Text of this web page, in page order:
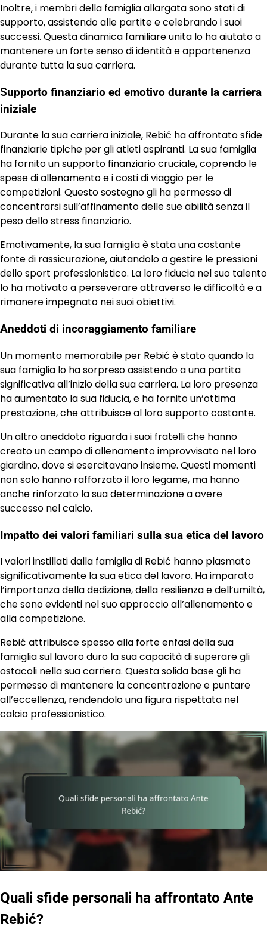
Inoltre, i membri della famiglia allargata sono stati di
supporto, assistendo alle partite e celebrando i suoi
successi. Questa dinamica familiare unita lo ha aiutato a
mantenere un forte senso di identità e appartenenza
durante tutta la sua carriera.
Supporto finanziario ed emotivo durante la carriera
iniziale
Durante la sua carriera iniziale, Rebić ha affrontato sfide
finanziarie tipiche per gli atleti aspiranti. La sua famiglia
ha fornito un supporto finanziario cruciale, coprendo le
spese di allenamento e i costi di viaggio per le
competizioni. Questo sostegno gli ha permesso di
concentrarsi sull’affinamento delle sue abilità senza il
peso dello stress finanziario.
Emotivamente, la sua famiglia è stata una costante
fonte di rassicurazione, aiutandolo a gestire le pressioni
dello sport professionistico. La loro fiducia nel suo talento
lo ha motivato a perseverare attraverso le difficoltà e a
rimanere impegnato nei suoi obiettivi.
Aneddoti di incoraggiamento familiare
Un momento memorabile per Rebić è stato quando la
sua famiglia lo ha sorpreso assistendo a una partita
significativa all’inizio della sua carriera. La loro presenza
ha aumentato la sua fiducia, e ha fornito un’ottima
prestazione, che attribuisce al loro supporto costante.
Un altro aneddoto riguarda i suoi fratelli che hanno
creato un campo di allenamento improvvisato nel loro
giardino, dove si esercitavano insieme. Questi momenti
non solo hanno rafforzato il loro legame, ma hanno
anche rinforzato la sua determinazione a avere
successo nel calcio.
Impatto dei valori familiari sulla sua etica del lavoro
I valori instillati dalla famiglia di Rebić hanno plasmato
significativamente la sua etica del lavoro. Ha imparato
l’importanza della dedizione, della resilienza e dell’umiltà,
che sono evidenti nel suo approccio all’allenamento e
alla competizione.
Rebić attribuisce spesso alla forte enfasi della sua
famiglia sul lavoro duro la sua capacità di superare gli
ostacoli nella sua carriera. Questa solida base gli ha
permesso di mantenere la concentrazione e puntare
all’eccellenza, rendendolo una figura rispettata nel
calcio professionistico.
Quali sfide personali ha affrontato Ante
Rebić?